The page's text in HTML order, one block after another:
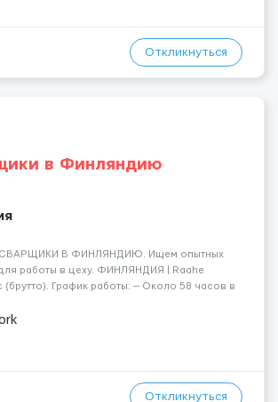
Откликнуться
в Финляндию
СВАРЩИКИ В ФИНЛЯНДИЮ. Ищем опытных
работы в цеху. ФИНЛЯНДИЯ | Raahe
(брутто). График работы: — Около 58 часов в
начала: — Как можно скорее....
Откликнуться